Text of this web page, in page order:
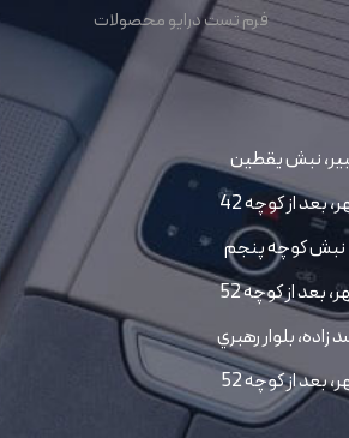
فرم تست درایو محصولات
نبش یقطین